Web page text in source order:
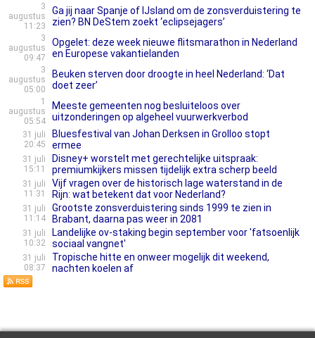
3
augustus
11:23
Ga jij naar Spanje of IJsland om de zonsverduistering te
zien? BN DeStem zoekt ‘eclipsejagers’
3
augustus
09:47
Opgelet: deze week nieuwe flitsmarathon in Nederland
en Europese vakantielanden
3
augustus
05:00
Beuken sterven door droogte in heel Nederland: ‘Dat
doet zeer’
1
augustus
05:54
Meeste gemeenten nog besluiteloos over
uitzonderingen op algeheel vuurwerkverbod
31 juli
20:45
Bluesfestival van Johan Derksen in Grolloo stopt
ermee
31 juli
15:11
Disney+ worstelt met gerechtelijke uitspraak:
premiumkijkers missen tijdelijk extra scherp beeld
31 juli
11:31
Vijf vragen over de historisch lage waterstand in de
Rijn: wat betekent dat voor Nederland?
31 juli
11:14
Grootste zonsverduistering sinds 1999 te zien in
Brabant, daarna pas weer in 2081
31 juli
10:32
Landelijke ov-staking begin september voor 'fatsoenlijk
sociaal vangnet'
31 juli
08:37
Tropische hitte en onweer mogelijk dit weekend,
nachten koelen af